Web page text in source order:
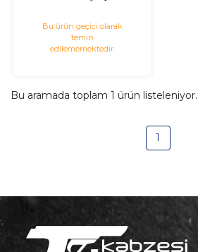
Bu ürün geçici olarak
temin
edilememektedir.
Bu aramada toplam 1 ürün listeleniyor.
1